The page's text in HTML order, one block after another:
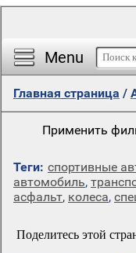
Menu
Главная страница /
Применить
Теги: спортивные
автомобиль,
асфальт, колеса,